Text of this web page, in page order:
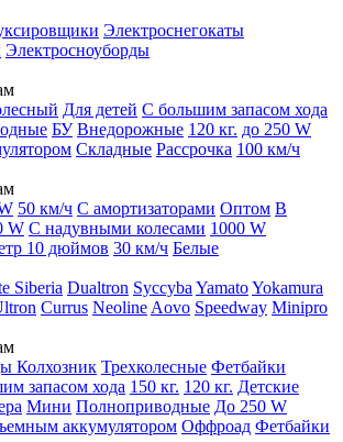
Электроснегокаты
Электросноуборды
Для детей С большим запасом хода
БУ Внедорожные 120 кг. до 250 W
Складные Рассрочка 100 км/ч
50 км/ч С амортизаторами Оптом В
W С надувными колесами 1000 W
10 дюймов 30 км/ч Белые
Siberia Dualtron Syccyba YamatoYokamura
Currus Neoline Aovo Speedway Minipro
Колхозник Трехколесные Фетбайки
запасом хода 150 кг. 120 кг. Детские
Мини Полноприводные До 250 W
аккумулятором Оффроад Фетбайки